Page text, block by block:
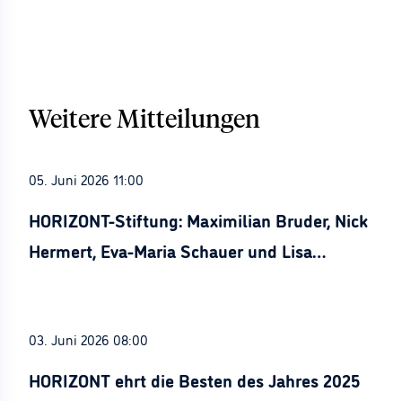
Weitere Mitteilungen
05. Juni 2026 11:00
HORIZONT-Stiftung: Maximilian Bruder, Nick
Hermert, Eva-Maria Schauer und Lisa
03. Juni 2026 08:00
HORIZONT ehrt die Besten des Jahres 2025